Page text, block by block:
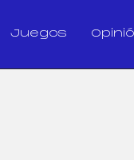
Juegos